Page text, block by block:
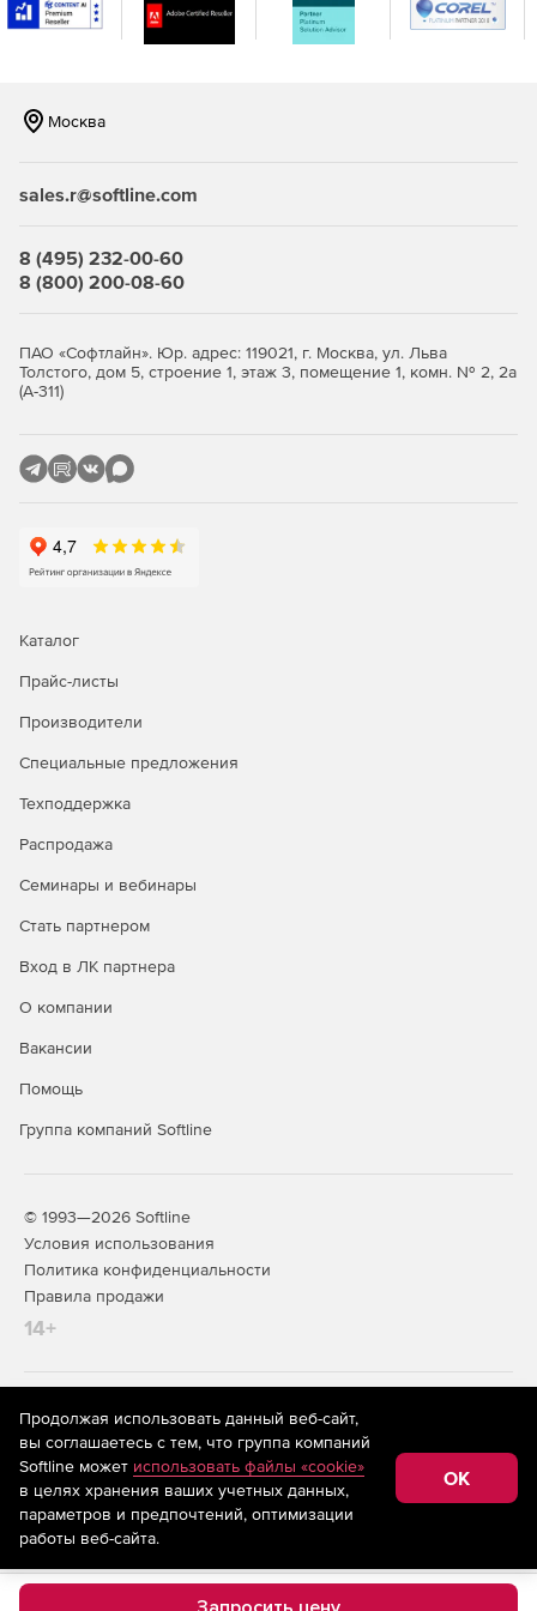
Москва
sales.r@softline.com
8 (495) 232-00-60
8 (800) 200-08-60
ПАО «Софтлайн». Юр. адрес: 119021, г. Москва, ул. Льва
Толстого, дом 5, строение 1, этаж 3, помещение 1, комн. № 2, 2а
(А-311)
Каталог
Прайс-листы
Производители
Специальные предложения
Техподдержка
Распродажа
Семинары и вебинары
Стать партнером
Вход в ЛК партнера
О компании
Вакансии
Помощь
Группа компаний Softline
© 1993—2026 Softline
Условия использования
Политика конфиденциальности
Правила продажи
14+
На информационном ресурсе store.softline.ru применяются
рекомендательные технологии
(информационные технологии
предоставления информации на основе сбора,
систематизации и анализа сведений, относящихся к
предпочтениям пользователей сети «Интернет»,
находящихся на территории Российской Федерации)
Продолжая использовать данный веб-сайт,
вы соглашаетесь с тем, что группа компаний
Softline может использовать файлы «cookie»
в целях хранения ваших учетных данных,
параметров и предпочтений, оптимизации
работы веб-сайта.
OK